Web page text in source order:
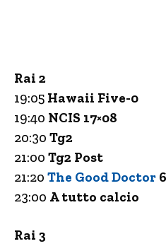
Rai 2
19:05 Hawaii Five-0
19:40 NCIS 17×08
20:30 Tg2
21:00 Tg2 Post
21:20 The Good Doctor
23:00 A tutto calcio
Rai 3